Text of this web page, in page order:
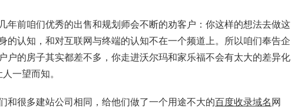
年前咱们优秀的出售和规划师会不断的劝客户：你这样的想法去做这
的认知，和对互联网与终端的认知不在一个频道上。所以咱们奉告企
户的房子其实都差不多，你走进沃尔玛和家乐福不会有太大的差异化
一望而知。
和很多建站公司相同，给他们做了一个用途不大的百度收录域名 网